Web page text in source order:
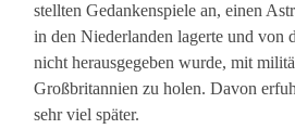
stellten Gedankenspiele an, einen
in den Niederlanden lagerte und von
nicht herausgegeben wurde, mit
Großbritannien zu holen. Davon
sehr viel später.